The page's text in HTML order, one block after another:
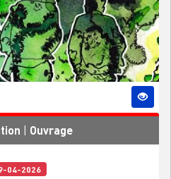
Ouvrage
04-2026